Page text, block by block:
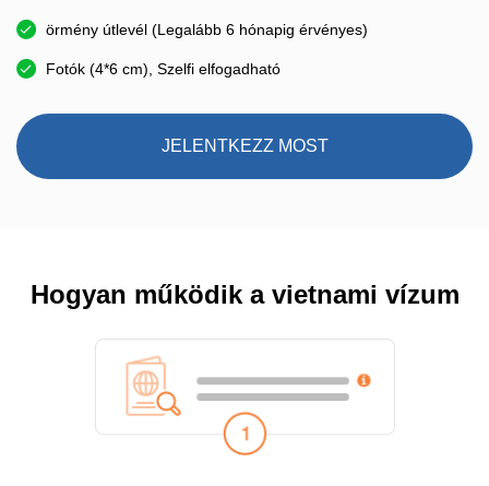
örmény útlevél (Legalább 6 hónapig érvényes)
Fotók (4*6 cm), Szelfi elfogadható
JELENTKEZZ MOST
Hogyan működik a vietnami vízum